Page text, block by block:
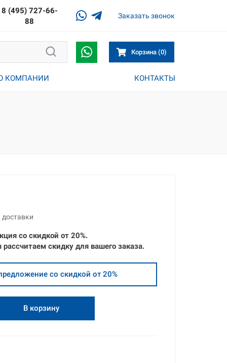
8 (495) 727-66-
88
Заказать звонок
Корзина (0)
КОМПАНИИ КОНТАКТЫ
доставки
со скидкой от 20%.
скидку для вашего заказа.
со скидкой от 20%
В корзину